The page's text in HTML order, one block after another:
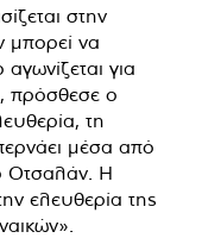
στην
μπορεί να
για
πρόσθεσε ο
τη
μέσα από
Οτσαλάν. Η
ελευθερία της